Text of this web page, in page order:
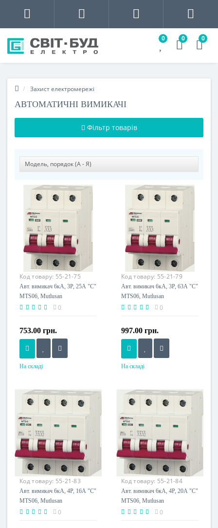
0 0 0
Захист електромережі
АВТОМАТИЧНІ ВИМИКАЧІ
Фільтр товарів
Код товару: 55-21-75
Авт. вимикач 6кА, 3Р, 25А "С"
MTS06, Mutlusan
0
753.00 грн.
На складі
Напруга живлення
230 V
Код товару: 55-21-79
Авт. вимикач 6кА, 3Р, 63А "С"
MTS06, Mutlusan
0
997.00 грн.
На складі
Напруга живлення
230 V
Код товару: 55-21-83
Авт. вимикач 6кА, 4Р, 16А "С"
MTS06, Mutlusan
0
Код товару: 55-21-84
Авт. вимикач 6кА, 4Р, 20А "С"
MTS06, Mutlusan
0